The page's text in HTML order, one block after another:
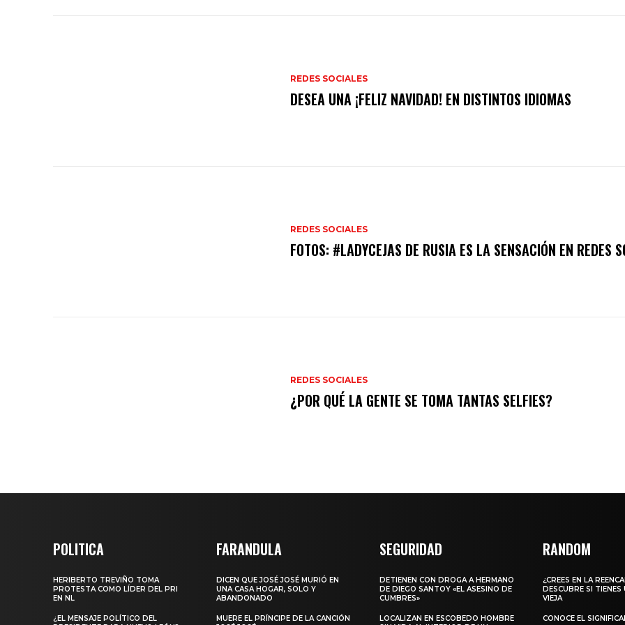
REDES SOCIALES
REDES SOCIALES
FOTOS: #LADYCEJAS DE RUSIA ES LA SENSACIÓN EN REDES
REDES SOCIALES
POLITICA
HERIBERTO TREVIÑO TOMA
PROTESTA COMO LÍDER DEL PRI
EN NL
¿EL MENSAJE POLÍTICO DEL
FARANDULA
DICEN QUE JOSÉ JOSÉ MURIÓ EN
UNA CASA HOGAR, SOLO Y
ABANDONADO
MUERE EL PRÍNCIPE DE LA CANCIÓN
SEGURIDAD
DETIENEN CON DROGA A HERMANO
DE DIEGO SANTOY «EL ASESINO DE
CUMBRES»
LOCALIZAN EN ESCOBEDO HOMBRE
RANDOM
¿CREES EN LA
DESCUBRE SI TIENES
VIEJA
CONOCE EL